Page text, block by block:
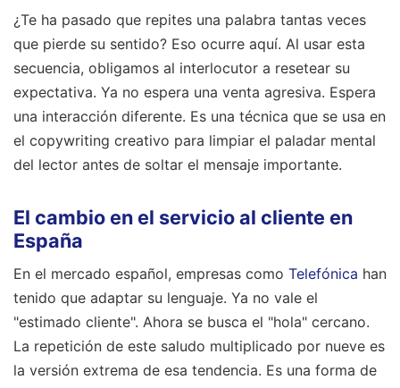
¿Te ha pasado que repites una palabra tantas veces
que pierde su sentido? Eso ocurre aquí. Al usar esta
secuencia, obligamos al interlocutor a resetear su
expectativa. Ya no espera una venta agresiva. Espera
una interacción diferente. Es una técnica que se usa en
el copywriting creativo para limpiar el paladar mental
del lector antes de soltar el mensaje importante.
El cambio en el servicio al cliente en
España
En el mercado español, empresas como Telefónica han
tenido que adaptar su lenguaje. Ya no vale el
"estimado cliente". Ahora se busca el "hola" cercano.
La repetición de este saludo multiplicado por nueve es
la versión extrema de esa tendencia. Es una forma de